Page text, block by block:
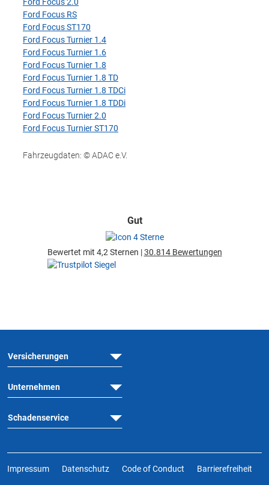
Ford Focus RS
Ford Focus ST170
Ford Focus Turnier 1.4
Ford Focus Turnier 1.6
Ford Focus Turnier 1.8
Ford Focus Turnier 1.8 TD
Ford Focus Turnier 1.8 TDCi
Ford Focus Turnier 1.8 TDDi
Ford Focus Turnier 2.0
Ford Focus Turnier ST170
Fahrzeugdaten: © ADAC e.V.
Gut
Bewertet mit 4,2 Sternen |30.814 Bewertungen
Versicherungen
Unternehmen
Schadenservice
Impressum Datenschutz Code of Conduct Barrierefreiheit